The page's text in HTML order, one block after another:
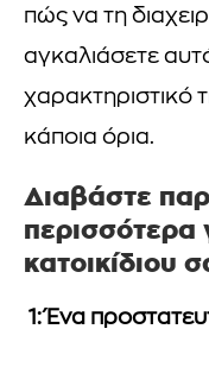
πώς να τη
αγκαλιάσετε
χαρακτηριστικό
κάποια όρια.
Διαβάστε
περισσότερα
κατοικίδιου
1: Ένα